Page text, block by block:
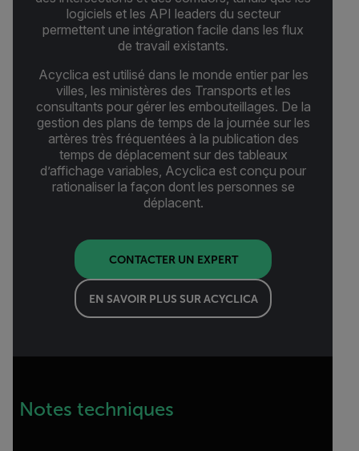
logiciels et les API leaders du secteur
permettent une intégration facile dans les flux
de travail existants.
Acyclica est utilisé dans le monde entier par les
villes, les ministères des Transports et les
consultants pour gérer les embouteillages. De la
gestion des plans de temps de la journée sur les
artères très fréquentées à la publication des
temps de déplacement sur des tableaux
d’affichage variables, Acyclica est conçu pour
rationaliser la façon dont les personnes se
déplacent.
CONTACTER UN EXPERT
EN SAVOIR PLUS SUR ACYCLICA
Notes techniques